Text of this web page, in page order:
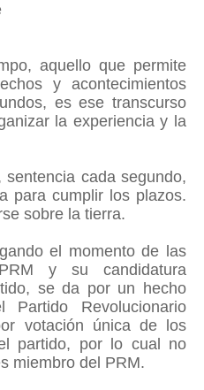
aquello que permite
y acontecimientos
es ese transcurso
la experiencia y la
cada segundo,
para cumplir los plazos.
sobre la tierra.
el momento de las
y su candidatura
se da por un hecho
Revolucionario
votación única de los
partido, por lo cual no
miembro del PRM.